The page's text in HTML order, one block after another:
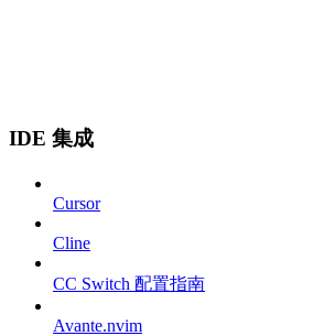
IDE 集成
Cursor
Cline
CC Switch 配置指南
Avante.nvim